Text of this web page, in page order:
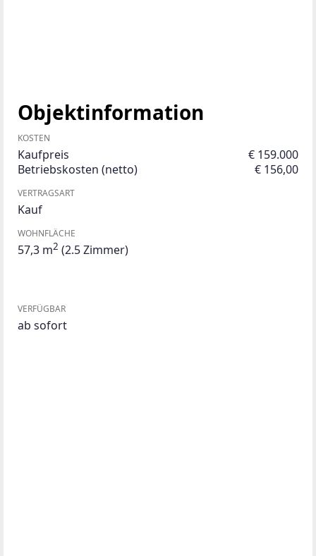
Objektinformation
KOSTEN
Kaufpreis
€ 159.000
Betriebskosten (netto)
€ 156,00
VERTRAGSART
Kauf
WOHNFLÄCHE
57,3 m2 (2.5 Zimmer)
VERFÜGBAR
ab sofort